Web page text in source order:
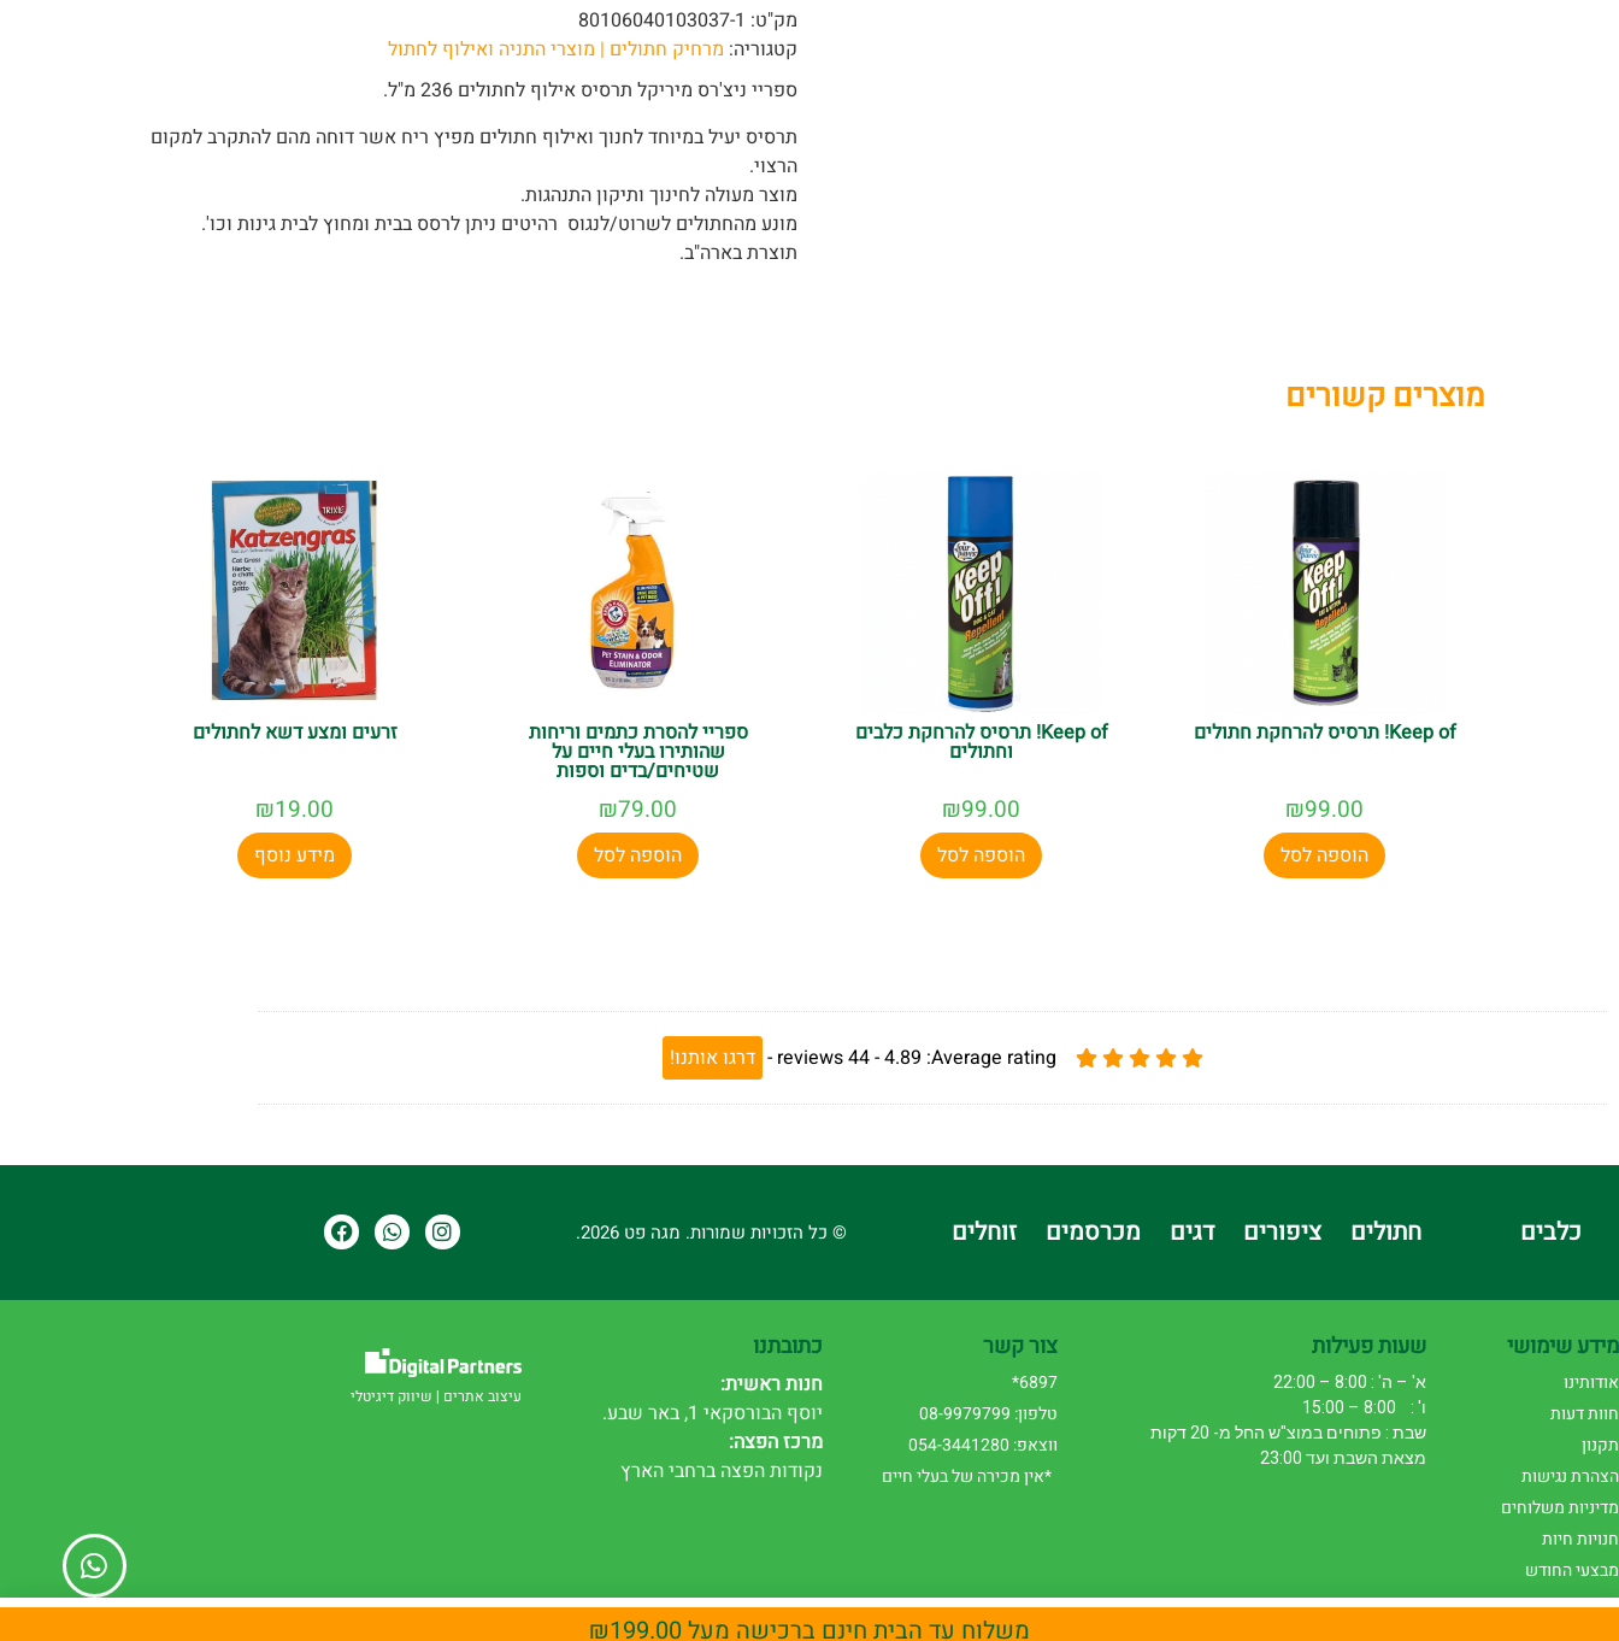
מק"ט: 80106040103037-1
קטגוריה: מרחיק חתולים | מוצרי התניה ואילוף לחתול
ספריי ניצ'רס מיריקל תרסיס אילוף לחתולים 236 מ"ל.
תרסיס יעיל במיוחד לחנוך ואילוף חתולים מפיץ ריח אשר דוחה מהם להתקרב למקום
הרצוי.
מוצר מעולה לחינוך ותיקון התנהגות.
מונע מהחתולים לשרוט/לנגוס רהיטים ניתן לרסס בבית ומחוץ לבית גינות וכו'.
תוצרת בארה"ב.
מוצרים קשורים
Keep of! תרסיס להרחקת חתולים
₪99.00
הוספה לסל
Keep of! תרסיס להרחקת כלבים
וחתולים
₪99.00
הוספה לסל
ספריי להסרת כתמים וריחות
שהותירו בעלי חיים על
שטיחים/בדים וספות
₪79.00
הוספה לסל
זרעים ומצע דשא לחתולים
₪19.00
מידע נוסף
Average rating:
4.89 -
44
reviews
- דרגו אותנו!
כלבים חתולים ציפורים דגים מכרסמים זוחלים © כל הזכויות שמורות. מגה פט 2026.
מידע שימושי
אודותינו
חוות דעות
תקנון
הצהרת נגישות
מדיניות משלוחים
חנויות חיות
מבצעי החודש
שעות פעילות
א' – ה' : 8:00 – 22:00
ו' : 8:00 – 15:00
שבת : פתוחים במוצ"ש החל מ- 20 דקות
מצאת השבת ועד 23:00
צור קשר
6897*
טלפון: 08-9979799
ווצאפ: 054-3441280
*אין מכירה של בעלי חיים
כתובתנו
חנות ראשית:
יוסף הבורסקאי 1, באר שבע.
מרכז הפצה:
נקודות הפצה ברחבי הארץ
עיצוב אתרים | שיווק דיגיטלי
משלוח עד הבית חינם ברכישה מעל ₪199.00
באתר זה נעשה שימוש בעוגיות לצורך תפעול תקין ושיפור חוויית המשתמש. המשך השימוש באתר מהווה הסכמה לשימוש זה. לפרטים נוספים ראו